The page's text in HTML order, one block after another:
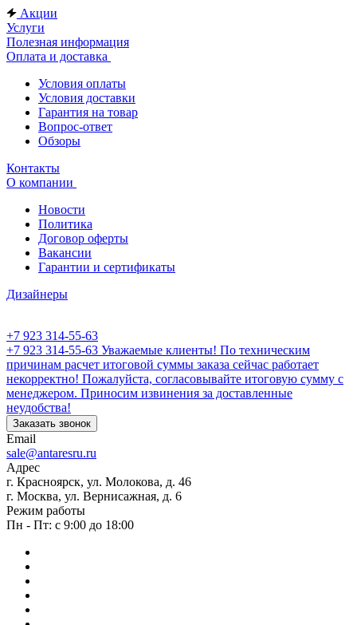
Акции
Услуги
Полезная информация
Оплата и доставка
Условия оплаты
Условия доставки
Гарантия на товар
Вопрос-ответ
Обзоры
Контакты
О компании
Новости
Политика
Договор оферты
Вакансии
Гарантии и сертификаты
Дизайнеры
+7 923 314-55-63
+7 923 314-55-63 Уважаемые клиенты! По техническим
причинам расчет итоговой суммы заказа сейчас работает
некорректно! Пожалуйста, согласовывайте итоговую сумму с
менеджером. Приносим извинения за доставленные
неудобства!
Заказать звонок
Email
sale@antaresru.ru
Адрес
г. Красноярск, ул. Молокова, д. 46
г. Москва, ул. Вернисажная, д. 6
Режим работы
Пн - Пт: с 9:00 до 18:00